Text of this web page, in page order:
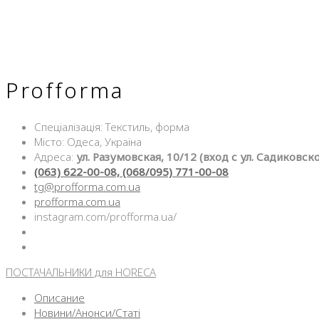
Profforma
Спеціалізація: Текстиль, форма
Місто: Одеса, Україна
Адреса: ул. Разумовская, 10/12 (вход с ул.
(063) 622-00-08, (068/095) 771-00-08
tg@profforma.com.ua
profforma.com.ua
instagram.com/profforma.ua/
ПОСТАЧАЛЬНИКИ для HORECA
Описание
Новини/Анонси/Статі